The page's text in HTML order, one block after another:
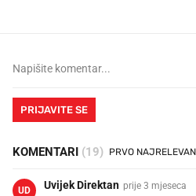
PRIJAVITE SE
KOMENTARI (19)
UD Uvijek Direktan prije 3 mjeseca